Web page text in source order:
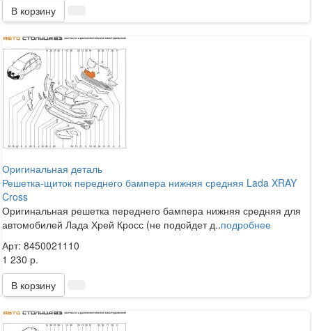
В корзину
Оригинальная деталь
Решетка-щиток переднего бампера нижняя средняя Lada XRAY
Cross
Оригинальная решетка переднего бампера нижняя средняя для
автомобилей Лада Хрей Кросс (не подойдет д..подробнее
Арт: 8450021110
1 230 р.
В корзину